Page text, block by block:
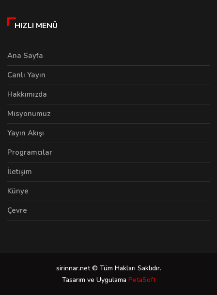
HIZLI MENÜ
Ana Sayfa
Canlı Yayın
Hakkımızda
Misyonumuz
Yayın Akışı
Programcılar
İletişim
Künye
Çevre
sirinnar.net © Tüm Hakları Saklıdır.
Tasarım ve Uygulama PetaSoft